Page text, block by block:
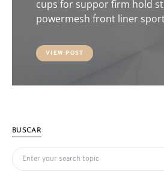
cups for suppor firm hold
powermesh front liner
VIEW POST
BUSCAR
Search for: